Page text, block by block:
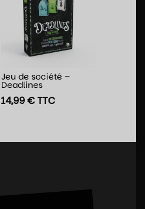
Jeu de société –
Deadlines
14,99€TTC